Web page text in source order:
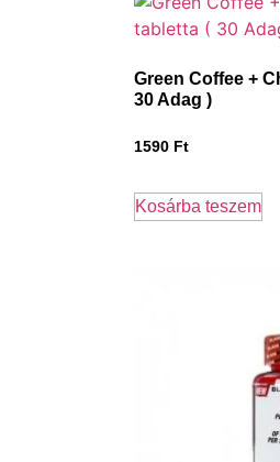
Green Coffee +
30 Adag )
1590 Ft
Kosárba teszem